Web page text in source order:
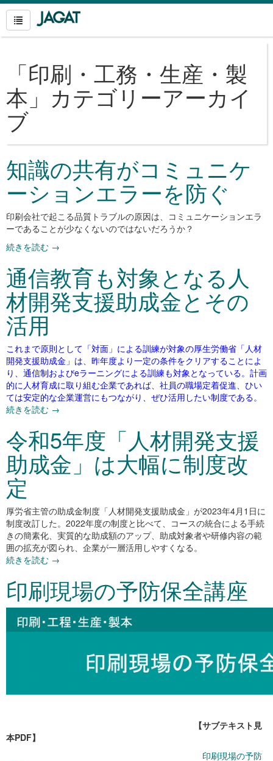
「印刷・工務・生産・製
本 」カテゴリーアーカイ
ブ
知識の共有がコミュニケ
ーションエラーを防ぐ
印刷会社で起こる品質トラブルの原因は、コミュニケーションエラ
ーであることが少なくないのではないだろうか？
続きを読む →
通信教育も対象となる人
材開発支援助成金とその
活用
これまで原則として「対面」による訓練が対象の厚生労働省「人材
開発支援助成金」は、昨年度より一定の条件をクリアすることによ
り、通信制およびeラーニングによる訓練も対象となっている。計画
的に人材育成に取り組む企業であれば、社員の職場定着促進、ひい
ては安定的な企業運営にもつながり、ぜひ活用したい制度である。
続きを読む →
令和5年度「人材開発支援
助成金」は大幅に制度改
定
厚労省主管の助成金制度「人材開発支援助成金」が2023年4月1日に
制度改訂した。2022年度の制度と比べて、コースの統合による手続
きの簡素化、実質的な助成額のアップ、助成対象者や研修内容の範
囲の拡充が図られ、企業が一層活用しやすくなる。
続きを読む →
印刷現場の予防保全講座
【サブテキスト見
本PDF】
印刷現場の予防